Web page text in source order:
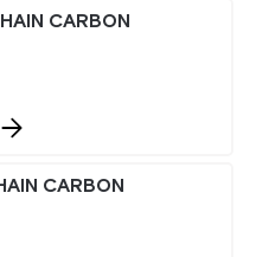
CARBON
CARBON